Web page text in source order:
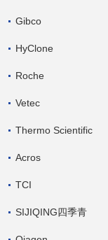
Gibco
HyClone
Roche
Vetec
Thermo Scientific
Acros
TCI
SIJIQING四季青